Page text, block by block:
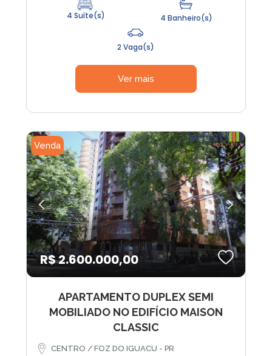
4 Suíte(s) 4 Banheiro(s)
2 Vaga(s)
Ver mais
Venda
R$ 2.600.000,00
APARTAMENTO DUPLEX SEMI
MOBILIADO NO EDIFÍCIO MAISON
CLASSIC
CENTRO / FOZ DO IGUACU - PR